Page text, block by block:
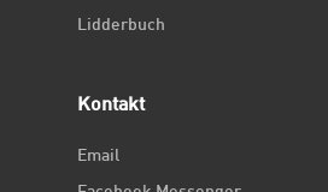
Lidderbuch
Kontakt
Email